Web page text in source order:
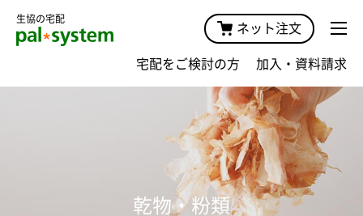
生協の宅配
ネット注文
宅配をご検討の方 加入・資料請求
乾物・粉類